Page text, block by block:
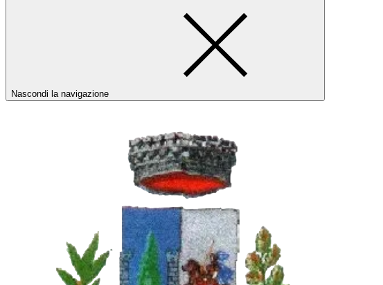
Nascondi la navigazione